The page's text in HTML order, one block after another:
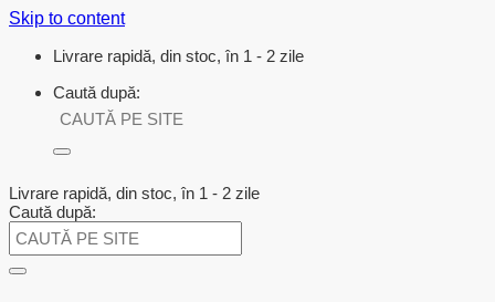
Skip to content
Livrare rapidă, din stoc, în 1 - 2 zile
Caută după:
Livrare rapidă, din stoc, în 1 - 2 zile
Caută după: